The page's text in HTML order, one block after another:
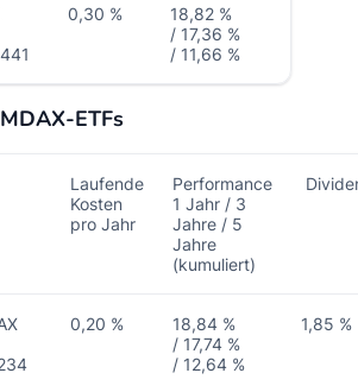
0,30 %
18,82 %
/ 17,36 %
/ 11,66 %
ETFs
Laufende
Kosten
pro Jahr
Performance
1 Jahr / 3
Jahre / 5
Jahre
(kumuliert)
0,20 %
18,84 %
/ 17,74 %
/ 12,64 %
1,85 %